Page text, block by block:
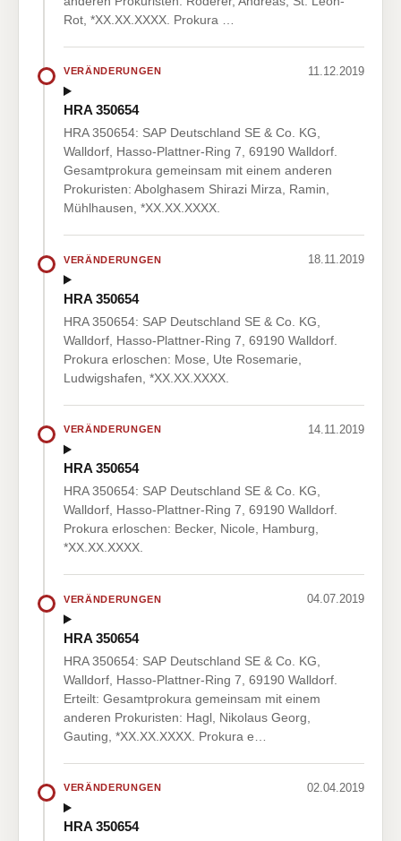
Rot, *XX.XX.XXXX. Prokura …
VERÄNDERUNGEN 11.12.2019
HRA 350654
HRA 350654: SAP Deutschland SE & Co. KG,
Walldorf, Hasso-Plattner-Ring 7, 69190 Walldorf.
Gesamtprokura gemeinsam mit einem anderen
Prokuristen: Abolghasem Shirazi Mirza, Ramin,
Mühlhausen, *XX.XX.XXXX.
VERÄNDERUNGEN 18.11.2019
HRA 350654
HRA 350654: SAP Deutschland SE & Co. KG,
Walldorf, Hasso-Plattner-Ring 7, 69190 Walldorf.
Prokura erloschen: Mose, Ute Rosemarie,
Ludwigshafen, *XX.XX.XXXX.
VERÄNDERUNGEN 14.11.2019
HRA 350654
HRA 350654: SAP Deutschland SE & Co. KG,
Walldorf, Hasso-Plattner-Ring 7, 69190 Walldorf.
Prokura erloschen: Becker, Nicole, Hamburg,
*XX.XX.XXXX.
VERÄNDERUNGEN 04.07.2019
HRA 350654
HRA 350654: SAP Deutschland SE & Co. KG,
Walldorf, Hasso-Plattner-Ring 7, 69190 Walldorf.
Erteilt: Gesamtprokura gemeinsam mit einem
anderen Prokuristen: Hagl, Nikolaus Georg,
Gauting, *XX.XX.XXXX. Prokura e…
VERÄNDERUNGEN 02.04.2019
HRA 350654